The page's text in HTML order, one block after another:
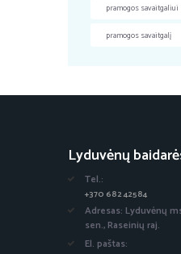
pramogos savaitgaliui
pramogos savaitgalį
Lyduvėnų
Tel.:
+370 682 42584
Adresas: Lyduvėnų
sen., Raseinių raj.
El. paštas: